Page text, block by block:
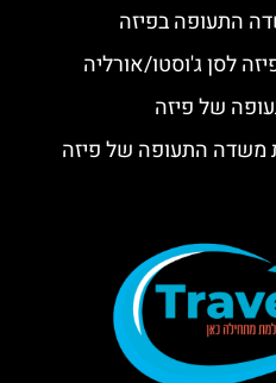
התעופה בפיזה
לסן ג'וסטו/אורליה
של פיזה
משדה התעופה של פיזה